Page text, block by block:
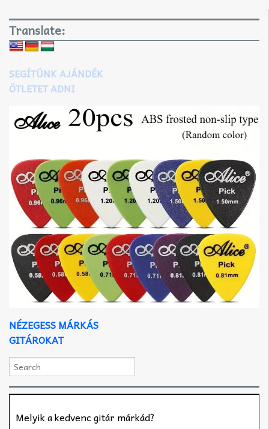
Translate:
SEGÍTÜNK AJÁNDÉK
ÖTLETET ADNI
NÉZEGESS MÁRKÁS
GITÁROKAT
Melyik a kedvenc gitár márkád?